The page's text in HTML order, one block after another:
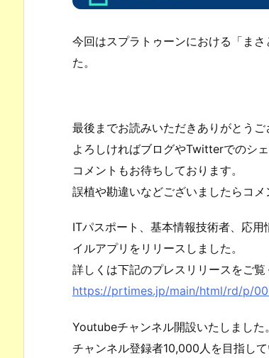
今回はスプラトゥーンにおける「ま
た。
最後までお読みいただきありがとうご
よろしければブログやTwitterでのシ
コメントもお待ちしております。
誤植や勘違いなどございましたらコメ
ITパスポート、基本情報技術者、応
イルアプリをリリースしました。
詳しくは下記のプレスリリースをご覧
https://prtimes.jp/main/html/rd/p/
Youtubeチャンネル開設いたしました。
チャンネル登録者10,000人を目指し